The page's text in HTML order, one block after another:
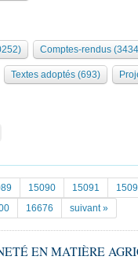
Comptes-rendus
Textes adoptés (693)
15090 15091
16676 suivant »
EN MATIÈRE